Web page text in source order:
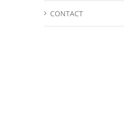
CONTACT